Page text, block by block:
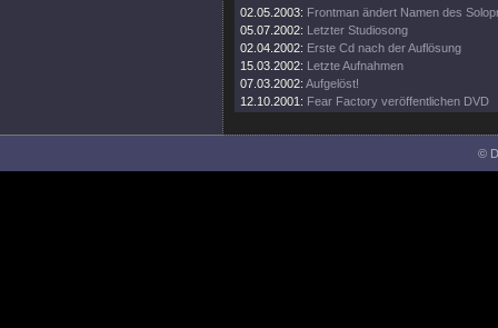
02.05.2003: Frontman ändert Namen des
05.07.2002: Letzter Studiosong
02.04.2002: Erste Cd nach der Auflösung
15.03.2002: Letzte Aufnahmen
07.03.2002: Aufgelöst!
12.10.2001: Fear Factory veröffentlichen DVD
©